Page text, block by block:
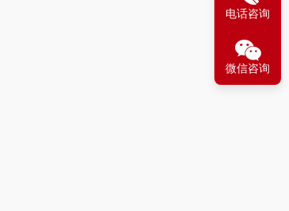
电话咨询
微信咨询